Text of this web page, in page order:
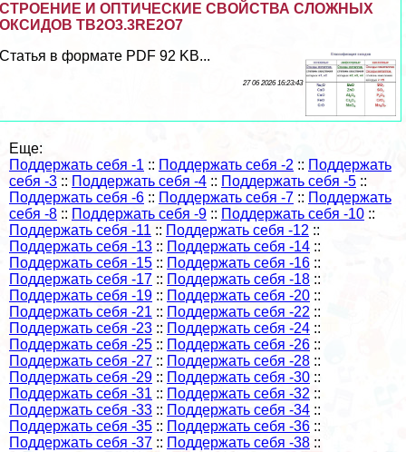
СТРОЕНИЕ И ОПТИЧЕСКИЕ СВОЙСТВА СЛОЖНЫХ
ОКСИДОВ TB2O3.3RE2O7
Статья в формате PDF 92 KB...
27 06 2026 16:23:43
Еще:
Поддержать себя -1 :: Поддержать себя -2 :: Поддержать
себя -3 :: Поддержать себя -4 :: Поддержать себя -5 ::
Поддержать себя -6 :: Поддержать себя -7 :: Поддержать
себя -8 :: Поддержать себя -9 :: Поддержать себя -10 ::
Поддержать себя -11 :: Поддержать себя -12 ::
Поддержать себя -13 :: Поддержать себя -14 ::
Поддержать себя -15 :: Поддержать себя -16 ::
Поддержать себя -17 :: Поддержать себя -18 ::
Поддержать себя -19 :: Поддержать себя -20 ::
Поддержать себя -21 :: Поддержать себя -22 ::
Поддержать себя -23 :: Поддержать себя -24 ::
Поддержать себя -25 :: Поддержать себя -26 ::
Поддержать себя -27 :: Поддержать себя -28 ::
Поддержать себя -29 :: Поддержать себя -30 ::
Поддержать себя -31 :: Поддержать себя -32 ::
Поддержать себя -33 :: Поддержать себя -34 ::
Поддержать себя -35 :: Поддержать себя -36 ::
Поддержать себя -37 :: Поддержать себя -38 ::